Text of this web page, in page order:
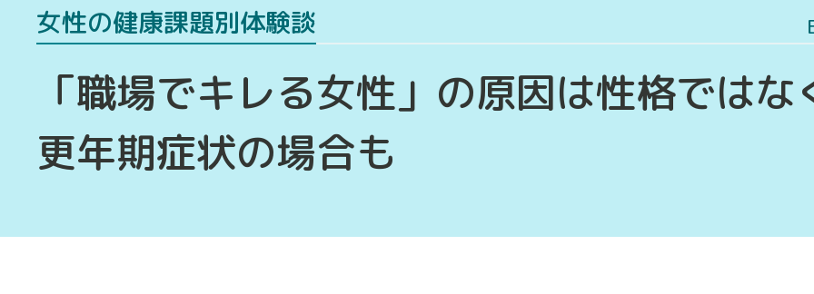
女性の健康課題別体験談
「職場でキレる女性」の原因は性格ではな
更年期症状の場合も